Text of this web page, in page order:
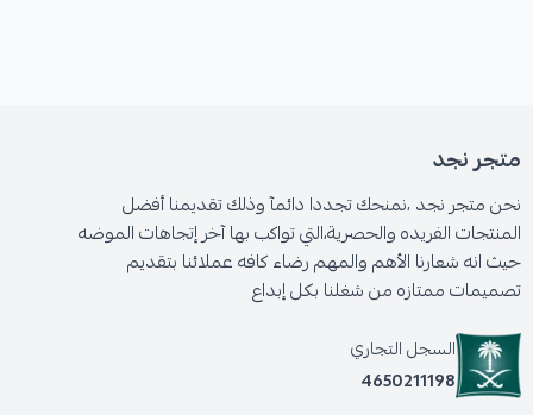
متجر نجد
نحن متجر نجد ،نمنحك تجددا دائمآ وذلك تقديمنا أفضل
المنتجات الفريده والحصرية،التي تواكب بها آخر إتجاهات الموضه
حيث انه شعارنا الأهم والمهم رضاء كافه عملائنا بتقديم
تصميمات ممتازه من شغلنا بكل إبداع
السجل التجاري
4650211198